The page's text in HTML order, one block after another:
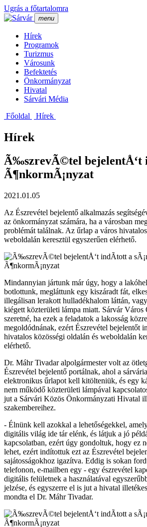
Ugrás a főtartalomra
menu
Hí­rek
Programok
Turizmus
Városunk
Befektetés
Önkormányzat
Hivatal
Sárvári Média
Főoldal
Hí­rek
Hírek
Ã‰szrevÃ©tel bejelentÅ‘t
Ã¶nkormÃ¡nyzat
2021.01.05
Az Észrevétel bejelentő alkalmazás
az önkormányzat számára, ha a városban
problémát találnak. Az űrlap a város
weboldalán keresztül egyszerűen elérhető.
Mindannyian jártunk már úgy, hogy a
botlottunk, megláttunk egy kiszáradt fát,
illegálisan lerakott hulladékhalom láttán,
kiégett közterületi lámpa miatt. Sárvár Város
szeretné, ha ezek a feladatok a lakosság
megoldódnának, ezért Észrevétel bejelentőt
hivatalos közösségi oldalán és weboldalán
elérhető.
Dr. Máhr Tivadar alpolgármester volt az
Észrevétel bejelentő portálnak, ahol a
elektronikus űrlapot kell kitölteniük, és egy
nem működő közterületi lámpával
jut a Sárvári Közös Önkormányzati Hivatal
szakembereihez.
- Élnünk kell azokkal a lehetőségekkel,
digitális világ ide tár elénk, és látjuk a jó
kapcsolatban, ezért úgy gondoltuk, hogy ez
lehet, ezért indítottuk ezt az Észrevétel
sajátosságokhoz igazítva. Eddig is sokan
telefonon, e-mailben egy - egy észrevétel
digitális felületnek a használatával
jelzése, és egyszerre el is jut a hivatal
mondta el Dr. Máhr Tivadar.